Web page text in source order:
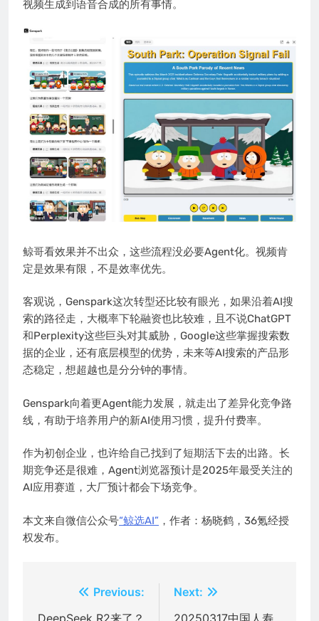
视频生成到语音合成的所有事情。
鲸哥看效果并不出众，这些流程没必要Agent化。视频肯
定是效果有限，不是效率优先。
客观说，Genspark这次转型还比较有眼光，如果沿着AI搜
索的路径走，大概率下轮融资也比较难，且不说ChatGPT
和Perplexity这些巨头对其威胁，Google这些掌握搜索数
据的企业，还有底层模型的优势，未来等AI搜索的产品形
态稳定，想超越也是分分钟的事情。
Genspark向着更Agent能力发展，就走出了差异化竞争路
线，有助于培养用户的新AI使用习惯，提升付费率。
作为初创企业，也许给自己找到了短期活下去的出路。长
期竞争还是很难，Agent浏览器预计是2025年最受关注的
AI应用赛道，大厂预计都会下场竞争。
本文来自微信公众号“鲸选AI” ，作者：杨晓鹤，36氪经授
权发布。
Previous:
Next: